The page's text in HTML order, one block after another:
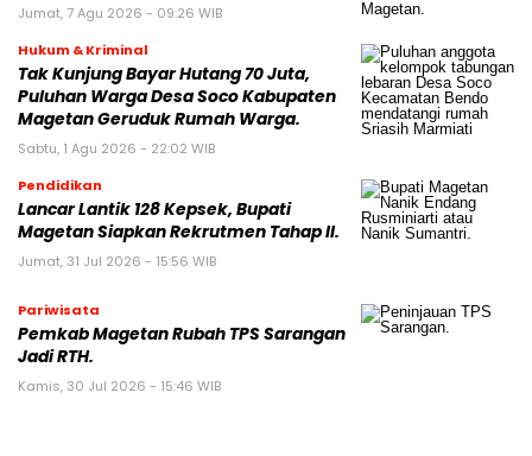
Jumat, 7 Agu 2026 - 09:26 WIB
Hukum & Kriminal
Tak Kunjung Bayar Hutang 70 Juta,
Puluhan Warga Desa Soco Kabupaten
Magetan Geruduk Rumah Warga.
Sabtu, 1 Agu 2026 - 22:02 WIB
Pendidikan
Lancar Lantik 128 Kepsek, Bupati
Magetan Siapkan Rekrutmen Tahap II.
Jumat, 31 Jul 2026 - 15:56 WIB
Pariwisata
Pemkab Magetan Rubah TPS Sarangan
Jadi RTH.
Kamis, 30 Jul 2026 - 15:46 WIB